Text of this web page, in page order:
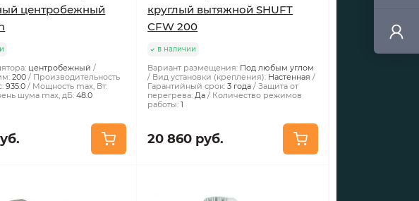
центробежный
центробежный
200
Производительность
935.0
Мощность max, Вт:
шума max, дБ: 48.0
круглый вытяжной SHUFT
CFW 200
в наличии
Вариант размещения: Под любым углом
Вид установки (крепления): Настенная
Гарантийный срок: 3 года
Защита от
перегрева: Да
Количество режимов
работы: 1
20 860 руб.